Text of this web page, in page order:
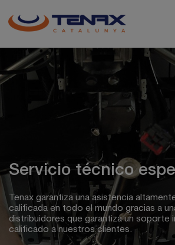
Servicio técnico
Tenax garantiza una asistencia
calificada en todo el mundo gracias a
distribuidores que garantiza un soporte
calificado a nuestros clientes.